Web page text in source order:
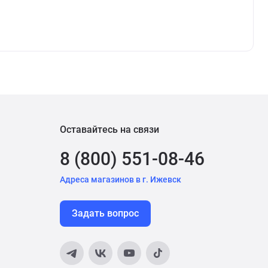
Оставайтесь на связи
8 (800) 551-08-46
Адреса магазинов в г. Ижевск
Задать вопрос